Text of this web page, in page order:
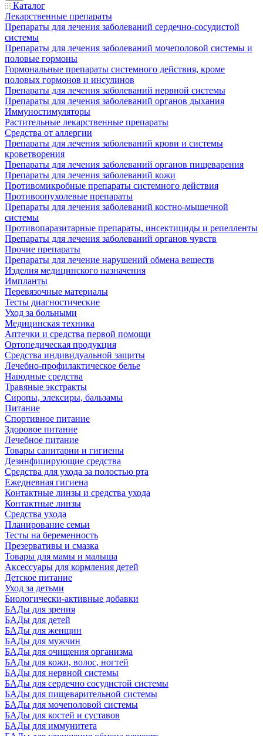
Каталог
Лекарственные препараты
Препараты для лечения заболеваний сердечно-сосудистой
системы
Препараты для лечения заболеваний мочеполовой системы и
половые гормоны
Гормональные препараты системного действия, кроме
половых гормонов и инсулинов
Препараты для лечения заболеваний нервной системы
Препараты для лечения заболеваний органов дыхания
Иммуностимуляторы
Растительные лекарственные препараты
Средства от аллергии
Препараты для лечения заболеваний крови и системы
кроветворения
Препараты для лечения заболеваний органов пищеварения
Препараты для лечения заболеваний кожи
Противомикробные препараты системного действия
Противоопухолевые препараты
Препараты для лечения заболеваний костно-мышечной
системы
Противопаразитарные препараты, инсектициды и репелленты
Препараты для лечения заболеваний органов чувств
Прочие препараты
Препараты для лечение нарушений обмена веществ
Изделия медицинского назначения
Импланты
Перевязочные материалы
Тесты диагностические
Уход за больными
Медицинская техника
Аптечки и средства первой помощи
Ортопедическая продукция
Средства индивидуальной защиты
Лечебно-профилактическое белье
Народные средства
Травяные экстракты
Сиропы, элексиры, бальзамы
Питание
Спортивное питание
Здоровое питание
Лечебное питание
Товары санитарии и гигиены
Дезинфицирующие средства
Средства для ухода за полостью рта
Ежедневная гигиена
Контактные линзы и средства ухода
Контактные линзы
Средства ухода
Планирование семьи
Тесты на беременность
Презервативы и смазка
Товары для мамы и малыша
Аксессуары для кормления детей
Детское питание
Уход за детьми
Биологически-активные добавки
БАДы для зрения
БАДы для детей
БАДы для женщин
БАДы для мужчин
БАДы для очищения организма
БАДы для кожи, волос, ногтей
БАДы для нервной системы
БАДы для сердечно сосудистой системы
БАДы для пищеварительной системы
БАДы для мочеполовой системы
БАДы для костей и суставов
БАДы для иммунитета